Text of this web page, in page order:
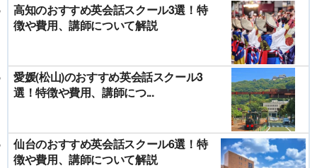
高知のおすすめ英会話スクール3選！特
徴や費用、講師について解説
愛媛(松山)のおすすめ英会話スクール3
選！特徴や費用、講師につ...
仙台のおすすめ英会話スクール6選！特
徴や費用、講師について解説